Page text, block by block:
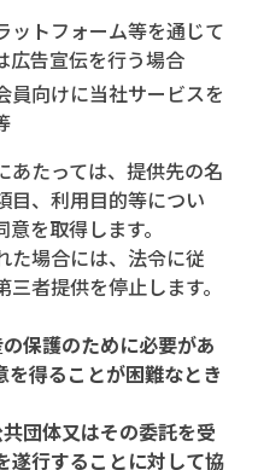
ットフォーム等を通じて
広告宣伝を行う場合
けに当社サービスを
あたっては、提供先の名
目、利用目的等につい
を取得します。
た場合には、法令に従
者提供を停止します。
保護のために必要があ
を得ることが困難なとき
団体又はその委託を受
遂行することに対して協